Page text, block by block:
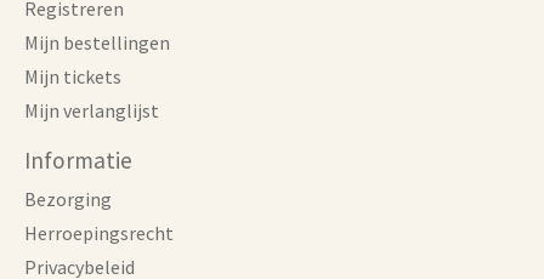
Registreren
Mijn bestellingen
Mijn tickets
Mijn verlanglijst
Informatie
Bezorging
Herroepingsrecht
Privacybeleid